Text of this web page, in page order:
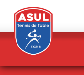
Panneau de gestion des